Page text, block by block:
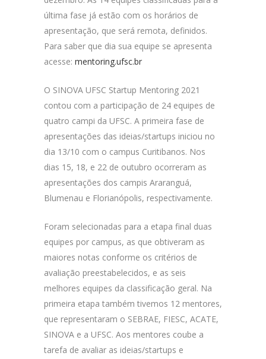
última fase já estão com os horários de
apresentação, que será remota, definidos.
Para saber que dia sua equipe se apresenta
acesse: mentoring.ufsc.br
O SINOVA UFSC Startup Mentoring 2021
contou com a participação de 24 equipes de
quatro campi da UFSC. A primeira fase de
apresentações das ideias/startups iniciou no
dia 13/10 com o campus Curitibanos. Nos
dias 15, 18, e 22 de outubro ocorreram as
apresentações dos campis Araranguá,
Blumenau e Florianópolis, respectivamente.
Foram selecionadas para a etapa final duas
equipes por campus, as que obtiveram as
maiores notas conforme os critérios de
avaliação preestabelecidos, e as seis
melhores equipes da classificação geral. Na
primeira etapa também tivemos 12 mentores,
que representaram o SEBRAE, FIESC, ACATE,
SINOVA e a UFSC. Aos mentores coube a
tarefa de avaliar as ideias/startups e